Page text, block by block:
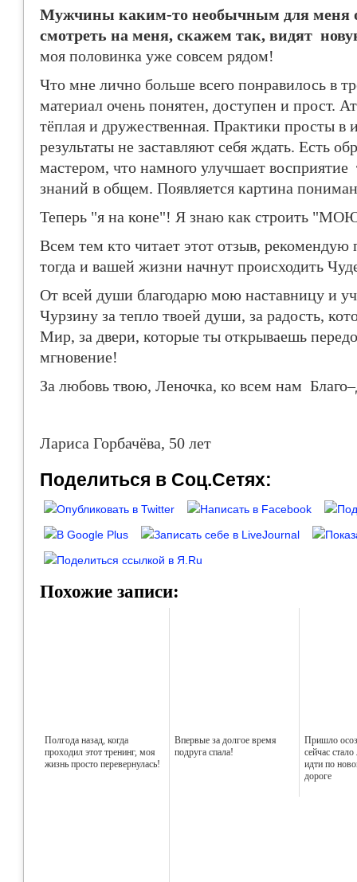
Мужчины каким-то необычным для меня
смотреть на меня, скажем так, видят
моя половинка уже совсем рядом!
Что мне лично больше всего понравилось в
материал очень понятен, доступен и прост.
тёплая и дружественная. Практики просты в
результаты не заставляют себя ждать. Есть
мастером, что намного улучшает
знаний в общем. Появляется картина
Теперь "я на коне"! Я знаю как строить
Всем тем кто читает этот отзыв, рекомендую
тогда и вашей жизни начнут происходить
От всей души благодарю мою наставницу и
Чурзину за тепло твоей души, за радость,
Мир, за двери, которые ты открываешь
мгновение!
За любовь твою, Леночка, ко всем нам
Лариса Горбачёва, 50 лет
Поделиться в Соц.Сетях:
Похожие записи:
Полгода назад, когда
проходил этот тренинг, моя
жизнь просто перевернулась!
Впервые за долгое время
подруга спала!
Пришло
сейчас
идти по
дороге